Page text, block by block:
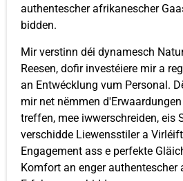
authentescher afrikanescher
bidden.
Mir verstinn déi dynamesch
Reesen, dofir investéiere mir a
an Entwécklung vum Personal.
mir net nëmmen
treffen, mee iwwerschreiden, eis
verschidde Liewensstiler a
Engagement ass e perfekte
Komfort an enger authentescher